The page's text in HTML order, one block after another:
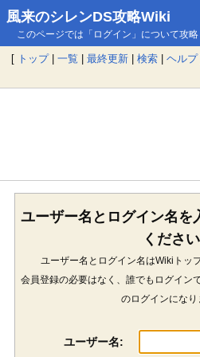
風来のシレンDS攻略Wiki
このページでは「ログイン」について攻略
[ トップ| 一覧 | 最終更新 | 検索 | ヘルプ
ユーザー名とログイン名を
ください
ユーザー名とログイン名はWikiトッ
会員登録の必要はなく、誰でもログイン
のログインになり
ユーザー名: